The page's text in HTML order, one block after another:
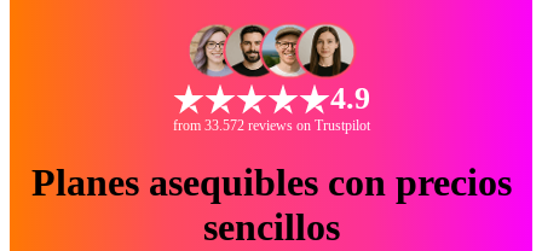
4.9
from 33.572 reviews on Trustpilot
Planes asequibles con precios
sencillos